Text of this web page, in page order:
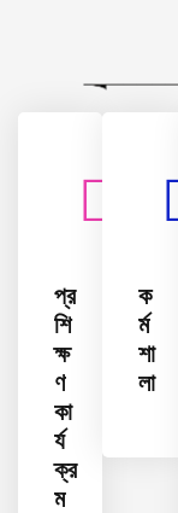
প্র
শি
ক্ষ
ণ
কা
র্য
ক্র
ম
ক
র্ম
শা
লা